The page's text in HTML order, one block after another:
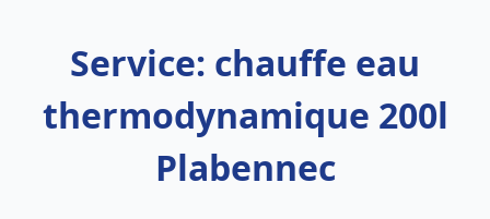
Service: chauffe eau
thermodynamique 200l
Plabennec